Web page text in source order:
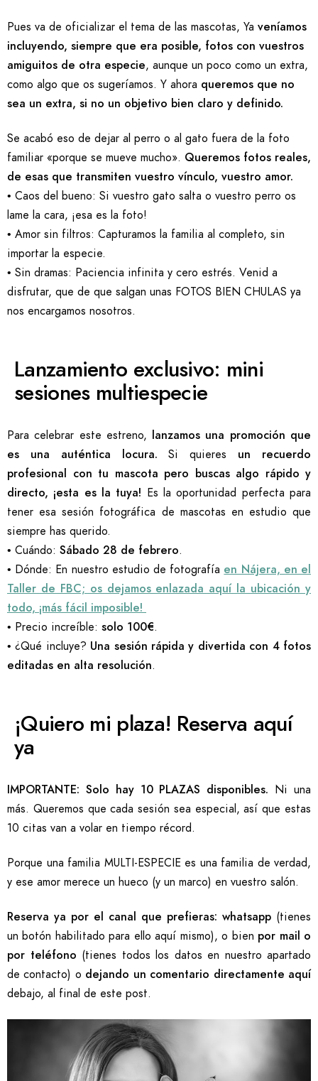
Pues va de oficializar el tema de las mascotas, Ya veníamos
incluyendo, siempre que era posible, fotos con vuestros
amiguitos de otra especie, aunque un poco como un extra,
como algo que os sugeríamos. Y ahora queremos que no
sea un extra, si no un objetivo bien claro y definido.
Se acabó eso de dejar al perro o al gato fuera de la foto
familiar «porque se mueve mucho». Queremos fotos reales,
de esas que transmiten vuestro vínculo, vuestro amor.
• Caos del bueno: Si vuestro gato salta o vuestro perro os
lame la cara, ¡esa es la foto!
• Amor sin filtros: Capturamos la familia al completo, sin
importar la especie.
• Sin dramas: Paciencia infinita y cero estrés. Venid a
disfrutar, que de que salgan unas FOTOS BIEN CHULAS ya
nos encargamos nosotros.
Lanzamiento exclusivo: mini
sesiones multiespecie
Para celebrar este estreno, lanzamos una promoción que
es una auténtica locura. Si quieres un recuerdo
profesional con tu mascota pero buscas algo rápido y
directo, ¡esta es la tuya! Es la oportunidad perfecta para
tener esa sesión fotográfica de mascotas en estudio que
siempre has querido.
• Cuándo: Sábado 28 de febrero.
• Dónde: En nuestro estudio de fotografía en Nájera, en el
Taller de FBC; os dejamos enlazada aquí la ubicación y
todo, ¡más fácil imposible!
• Precio increíble: solo 100€.
• ¿Qué incluye? Una sesión rápida y divertida con 4 fotos
editadas en alta resolución.
¡Quiero mi plaza! Reserva aquí
ya
IMPORTANTE: Solo hay 10 PLAZAS disponibles. Ni una
más. Queremos que cada sesión sea especial, así que estas
10 citas van a volar en tiempo récord.
Porque una familia MULTI-ESPECIE es una familia de verdad,
y ese amor merece un hueco (y un marco) en vuestro salón.
Reserva ya por el canal que prefieras: whatsapp (tienes
un botón habilitado para ello aquí mismo), o bien por mail o
por teléfono (tienes todos los datos en nuestro apartado
de contacto) o dejando un comentario directamente aquí
debajo, al final de este post.